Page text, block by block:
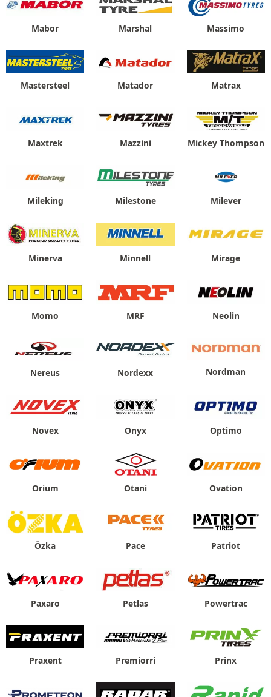
Mabor Marshal Massimo
Mastersteel Matador Matrax
Maxtrek Mazzini Mickey Thompson
Mileking Milestone Milever
Minerva Minnell Mirage
Momo MRF Neolin
Nereus Nordexx Nordman
Novex Onyx Optimo
Orium Otani Ovation
Özka Pace Patriot
Paxaro Petlas Powertrac
Praxent Premiorri Prinx